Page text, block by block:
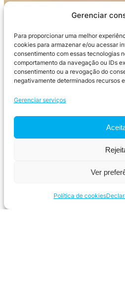
Gerenciar
Para proporcionar uma melhor
cookies para armazenar e/ou acessar
consentimento com essas tecnologias
comportamento da navegação ou IDs
consentimento ou a revogação do
negativamente determinados recursos
Gerenciar serviços
Ver
Política de cookies